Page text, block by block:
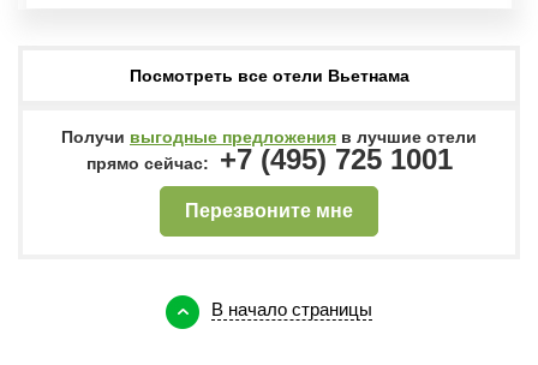
Посмотреть все отели Вьетнама
Получи выгодные предложения в лучшие отели
прямо сейчас:
+7 (495) 725 1001
Перезвоните мне
В начало страницы